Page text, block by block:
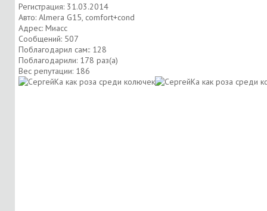
Регистрация: 31.03.2014
Авто: Almera G15, comfort+cond
Адрес: Миасс
Сообщений: 507
Поблагодарил сам:: 128
Поблагодарили: 178 раз(а)
Вес репутации: 186